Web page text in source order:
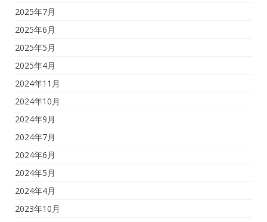
2025年7月
2025年6月
2025年5月
2025年4月
2024年11月
2024年10月
2024年9月
2024年7月
2024年6月
2024年5月
2024年4月
2023年10月